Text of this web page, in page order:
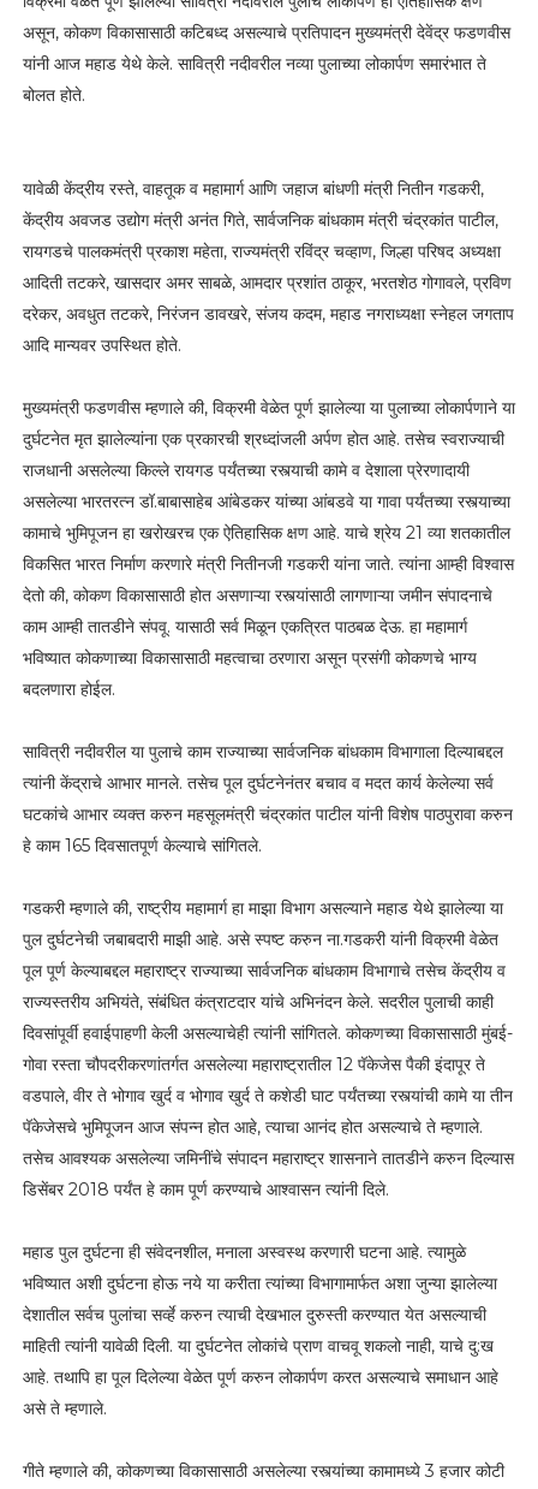
असून, कोकण विकासासाठी कटिबध्द असल्याचे प्रतिपादन मुख्यमंत्री देवेंद्र फडणवीस
यांनी आज महाड येथे केले. सावित्री नदीवरील नव्या पुलाच्या लोकार्पण समारंभात ते
बोलत होते.
यावेळी केंद्रीय रस्ते, वाहतूक व महामार्ग आणि जहाज बांधणी मंत्री नितीन गडकरी,
केंद्रीय अवजड उद्योग मंत्री अनंत गिते, सार्वजनिक बांधकाम मंत्री चंद्रकांत पाटील,
रायगडचे पालकमंत्री प्रकाश महेता, राज्यमंत्री रविंद्र चव्हाण, जिल्हा परिषद अध्यक्षा
आदिती तटकरे, खासदार अमर साबळे, आमदार प्रशांत ठाकूर, भरतशेठ गोगावले, प्रविण
दरेकर, अवधुत तटकरे, निरंजन डावखरे, संजय कदम, महाड नगराध्यक्षा स्नेहल जगताप
आदि मान्यवर उपस्थित होते.
मुख्यमंत्री फडणवीस म्हणाले की, विक्रमी वेळेत पूर्ण झालेल्या या पुलाच्या लोकार्पणाने या
दुर्घटनेत मृत झालेल्यांना एक प्रकारची श्रध्दांजली अर्पण होत आहे. तसेच स्वराज्याची
राजधानी असलेल्या किल्ले रायगड पर्यंतच्या रस्त्याची कामे व देशाला प्रेरणादायी
असलेल्या भारतरत्न डॉ.बाबासाहेब आंबेडकर यांच्या आंबडवे या गावा पर्यंतच्या रस्त्याच्या
कामाचे भुमिपूजन हा खरोखरच एक ऐतिहासिक क्षण आहे. याचे श्रेय 21 व्या शतकातील
विकसित भारत निर्माण करणारे मंत्री नितीनजी गडकरी यांना जाते. त्यांना आम्ही विश्वास
देतो की, कोकण विकासासाठी होत असणाऱ्या रस्त्यांसाठी लागणाऱ्या जमीन संपादनाचे
काम आम्ही तातडीने संपवू. यासाठी सर्व मिळून एकत्रित पाठबळ देऊ. हा महामार्ग
भविष्यात कोकणाच्या विकासासाठी महत्वाचा ठरणारा असून प्रसंगी कोकणचे भाग्य
बदलणारा होईल.
सावित्री नदीवरील या पुलाचे काम राज्याच्या सार्वजनिक बांधकाम विभागाला दिल्याबद्दल
त्यांनी केंद्राचे आभार मानले. तसेच पूल दुर्घटनेनंतर बचाव व मदत कार्य केलेल्या सर्व
घटकांचे आभार व्यक्त करुन महसूलमंत्री चंद्रकांत पाटील यांनी विशेष पाठपुरावा करुन
हे काम 165 दिवसातपूर्ण केल्याचे सांगितले.
गडकरी म्हणाले की, राष्ट्रीय महामार्ग हा माझा विभाग असल्याने महाड येथे झालेल्या या
पुल दुर्घटनेची जबाबदारी माझी आहे. असे स्पष्ट करुन ना.गडकरी यांनी विक्रमी वेळेत
पूल पूर्ण केल्याबद्दल महाराष्ट्र राज्याच्या सार्वजनिक बांधकाम विभागाचे तसेच केंद्रीय व
राज्यस्तरीय अभियंते, संबंधित कंत्राटदार यांचे अभिनंदन केले. सदरील पुलाची काही
दिवसांपूर्वी हवाईपाहणी केली असल्याचेही त्यांनी सांगितले. कोकणच्या विकासासाठी मुंबई-
गोवा रस्ता चौपदरीकरणांतर्गत असलेल्या महाराष्ट्रातील 12 पॅकेजेस पैकी इंदापूर ते
वडपाले, वीर ते भोगाव खुर्द व भोगाव खुर्द ते कशेडी घाट पर्यंतच्या रस्त्यांची कामे या तीन
पॅकेजेसचे भुमिपूजन आज संपन्न होत आहे, त्याचा आनंद होत असल्याचे ते म्हणाले.
तसेच आवश्यक असलेल्या जमिनींचे संपादन महाराष्ट्र शासनाने तातडीने करुन दिल्यास
डिसेंबर 2018 पर्यंत हे काम पूर्ण करण्याचे आश्वासन त्यांनी दिले.
महाड पुल दुर्घटना ही संवेदनशील, मनाला अस्वस्थ करणारी घटना आहे. त्यामुळे
भविष्यात अशी दुर्घटना होऊ नये या करीता त्यांच्या विभागामार्फत अशा जुन्या झालेल्या
देशातील सर्वच पुलांचा सर्व्हे करुन त्याची देखभाल दुरुस्ती करण्यात येत असल्याची
माहिती त्यांनी यावेळी दिली. या दुर्घटनेत लोकांचे प्राण वाचवू शकलो नाही, याचे दु:ख
आहे. तथापि हा पूल दिलेल्या वेळेत पूर्ण करुन लोकार्पण करत असल्याचे समाधान आहे
असे ते म्हणाले.
गीते म्हणाले की, कोकणच्या विकासासाठी असलेल्या रस्त्यांच्या कामामध्ये 3 हजार कोटी